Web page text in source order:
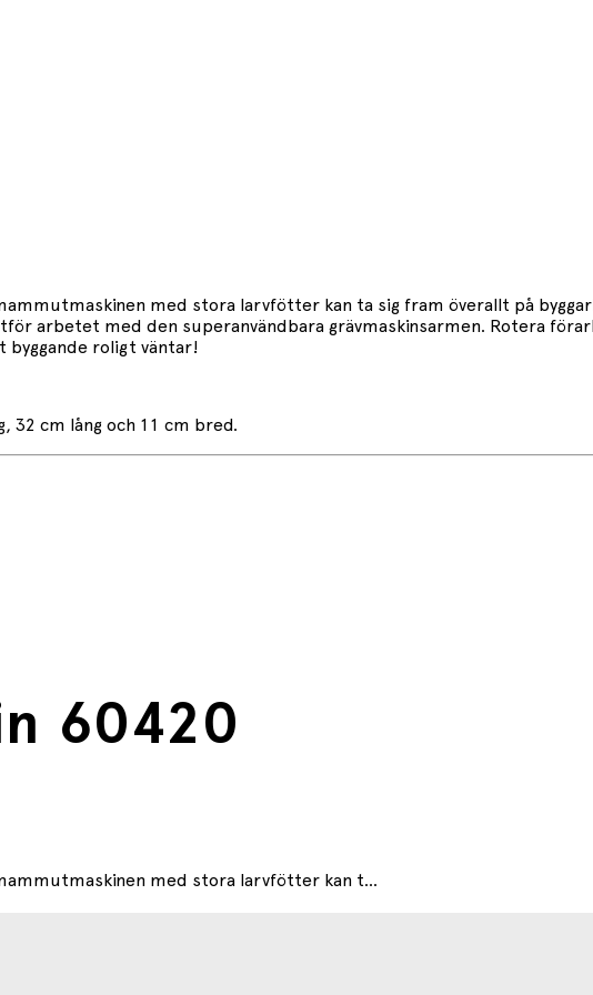
med stora larvfötter kan ta sig fram överallt på
arbetet med den superanvändbara grävmaskinsarmen. Rotera
roligt väntar!
32 cm lång och 11 cm bred.
60420
med stora larvfötter kan t...